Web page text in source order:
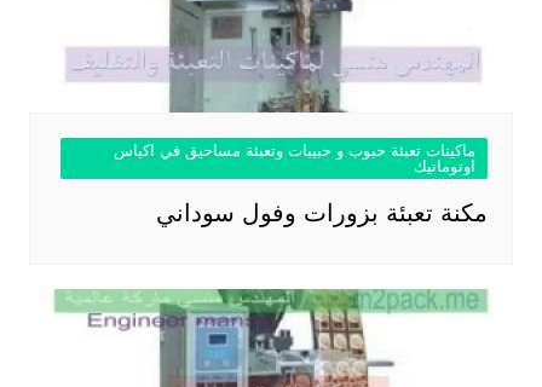
ماكينات تعبئة حبوب و حبيبات وتعبئة مساحيق في اكياس
اوتوماتيك
مكنة تعبئة بزورات وفول سوداني